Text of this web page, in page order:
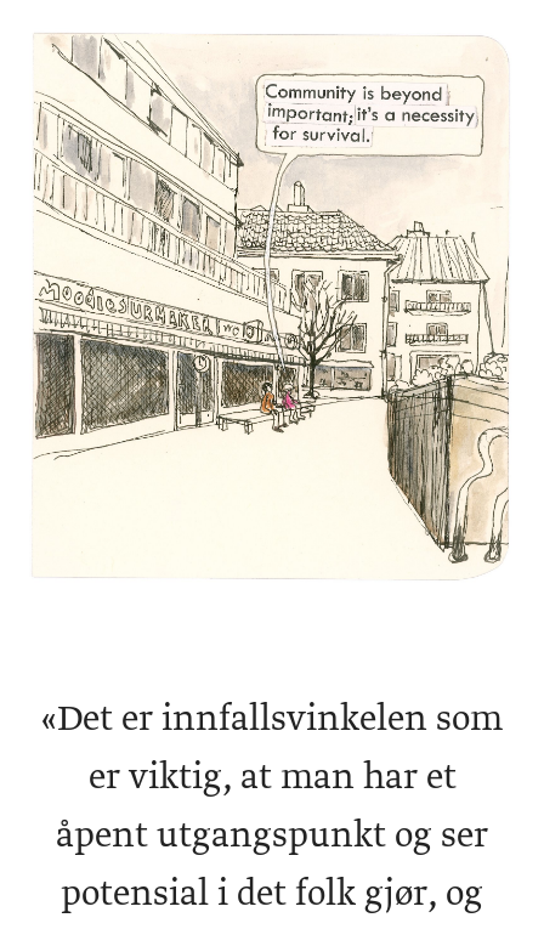
«Det er innfallsvinkelen som
er viktig, at man har et
åpent utgangspunkt og ser
potensial i det folk gjør, og